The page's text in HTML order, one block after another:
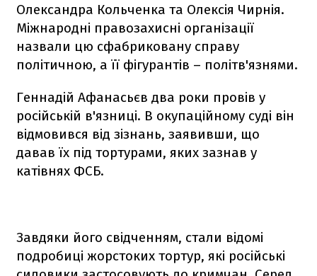
Олександра Кольченка та Олексія Чирнія.
Міжнародні правозахисні організації
назвали цю сфабриковану справу
політичною, а її фігурантів – політв'язнями.
Геннадій Афанасьєв два роки провів у
російській в'язниці. В окупаційному суді він
відмовився від зізнань, заявивши, що
давав їх під тортурами, яких зазнав у
катівнях ФСБ.
Завдяки його свідченням, стали відомі
подробиці жорстоких тортур, які російські